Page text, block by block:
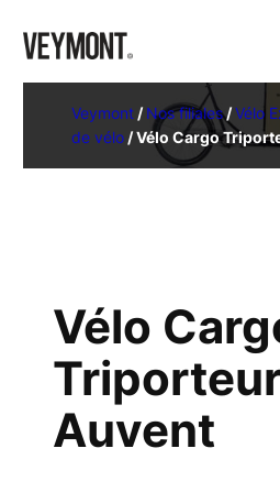
Veymont /Nos filiales/Vélo
de vélo /Vélo Cargo
Vélo
Auvent